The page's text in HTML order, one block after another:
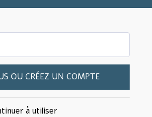
OU CRÉEZ UN COMPTE
à utiliser